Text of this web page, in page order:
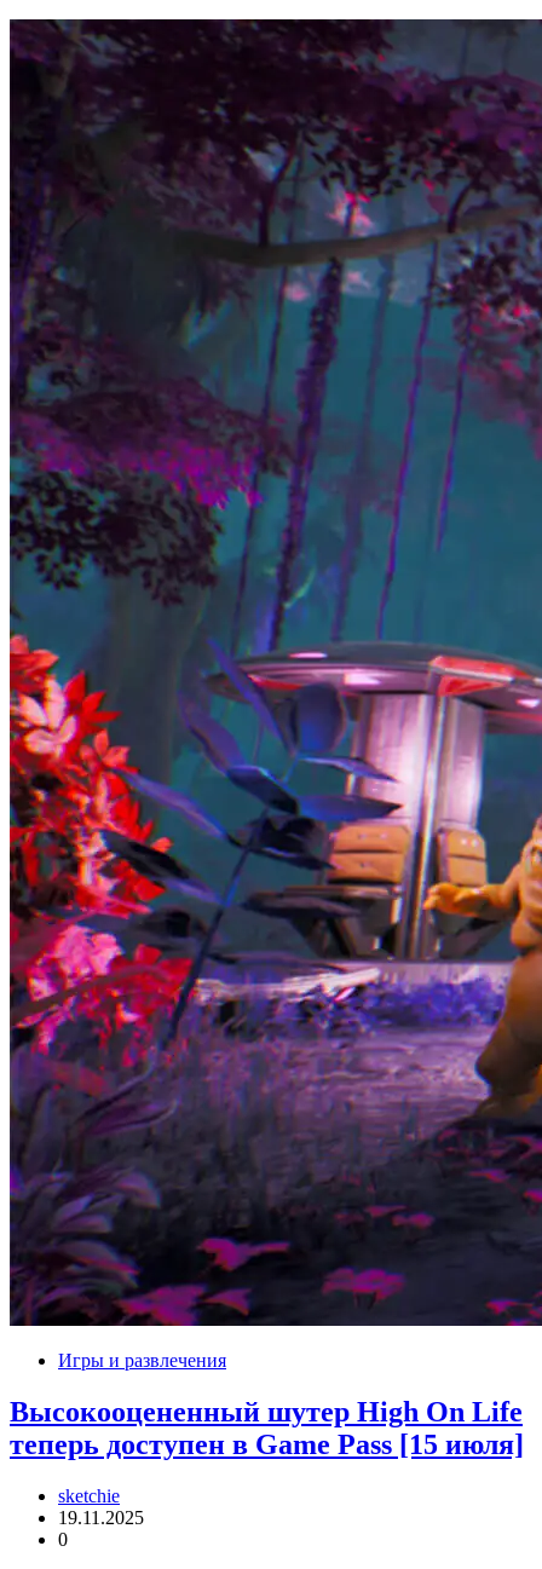
Игры и развлечения
Высокооцененный шутер High On Life
теперь доступен в Game Pass [15 июля]
sketchie
19.11.2025
0